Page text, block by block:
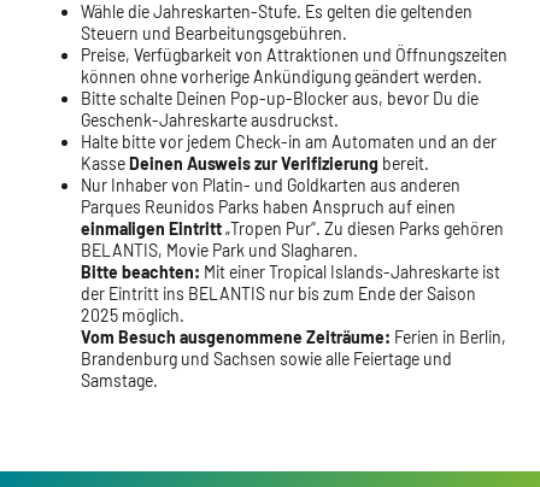
Wähle die Jahreskarten-Stufe. Es gelten die geltenden
Steuern und Bearbeitungsgebühren.
Preise, Verfügbarkeit von Attraktionen und Öffnungszeiten
können ohne vorherige Ankündigung geändert werden.
Bitte schalte Deinen Pop-up-Blocker aus, bevor Du die
Geschenk-Jahreskarte ausdruckst.
Halte bitte vor jedem Check-in am Automaten und an der
KasseDeinen Ausweis zur Verifizierung bereit.
Nur Inhaber von Platin- und Goldkarten aus anderen
Parques Reunidos Parks haben Anspruch auf einen
einmaligen Eintritt„Tropen Pur“. Zu diesen Parks gehören
BELANTIS, Movie Park und Slagharen.
Bitte beachten: Mit einer Tropical Islands-Jahreskarte ist
der Eintritt ins BELANTIS nur bis zum Ende der Saison
2025 möglich.
Vom Besuch ausgenommene Zeiträume: Ferien in Berlin,
Brandenburg und Sachsen sowie alle Feiertage und
Samstage.